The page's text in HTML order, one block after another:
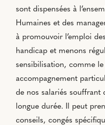
sont dispensées à
Humaines et des
à promouvoir l’emploi
handicap et menons
sensibilisation, comme le
accompagnement
de nos salariés souffrant
longue durée. Il peut
conseils, congés